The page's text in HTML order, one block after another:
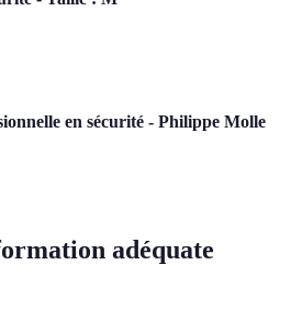
en sécurité - Philippe Molle
adéquate